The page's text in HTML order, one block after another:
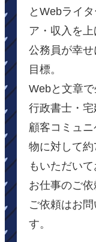
とWebライ
ア・収入を上
公務員が幸
目標。
Webと文章で
行政書士・宅
顧客コミュ
物に対して
もいただいて
お仕事のご依
ご依頼はお
す。